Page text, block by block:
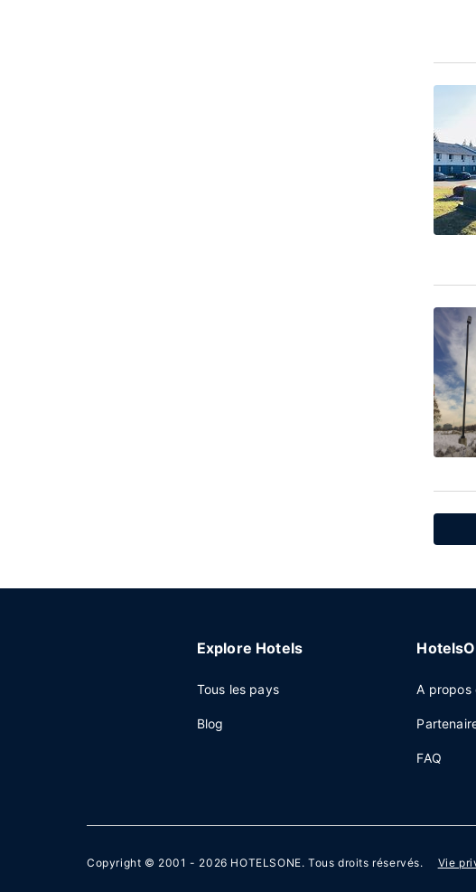
Explore Hotels
Tous les pays
Blog
A propos
FAQ
Copyright © 2001 - 2026 HOTELSONE. Tous droits réservés. Vie